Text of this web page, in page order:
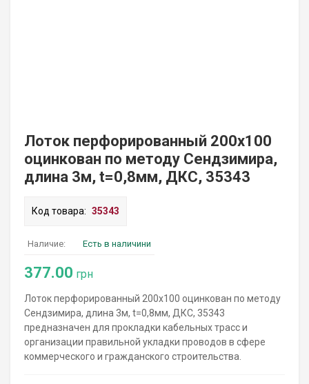
Лоток перфорированный 200х100
оцинкован по методу Сендзимира,
длина 3м, t=0,8мм, ДКС, 35343
Код товара: 35343
Наличие: Есть в наличини
377.00 грн
Лоток перфорированный 200х100 оцинкован по методу
Сендзимира, длина 3м, t=0,8мм, ДКС, 35343
предназначен для прокладки кабельных трасс и
организации правильной укладки проводов в сфере
коммерческого и гражданского строительства.